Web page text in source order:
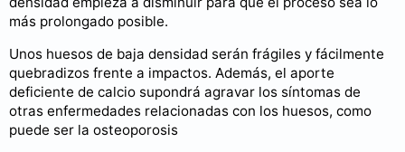
más prolongado posible.
Unos huesos de baja densidad serán frágiles y fácilmente
quebradizos frente a impactos. Además, el aporte
deficiente de calcio supondrá agravar los síntomas de
otras enfermedades relacionadas con los huesos, como
puede ser la osteoporosis